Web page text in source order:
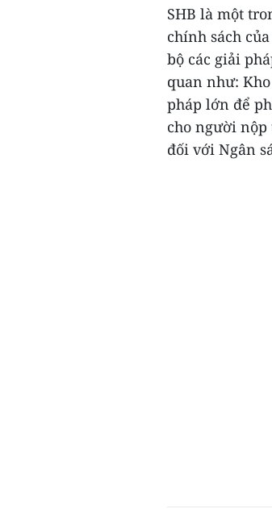
SHB là một
chính sách
bộ các giải
quan như:
pháp lớn để
cho người
đối với Ngân